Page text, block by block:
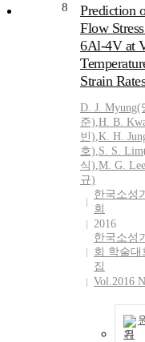
8
Prediction
Flow
6Al-4V at
Strain Rates
D. J. Myung(
준),H. B.
빈),K. H.
호),S. S.
식),M. G.
규)
한국소성
회
2016
한국소성
회 학술대
집
Vol.2016
기